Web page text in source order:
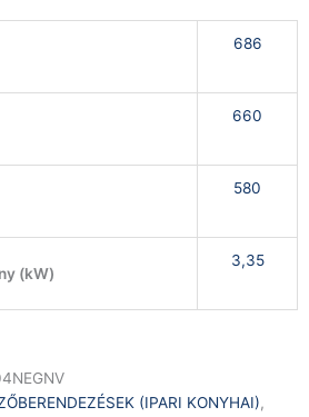
686
660
580
(kW)
3,35
(IPARI KONYHAI),